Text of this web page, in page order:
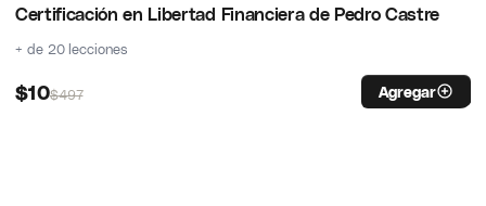
Certificación en Libertad Financiera de Pedro Castre
+ de 20 lecciones
$10$497 Agregar